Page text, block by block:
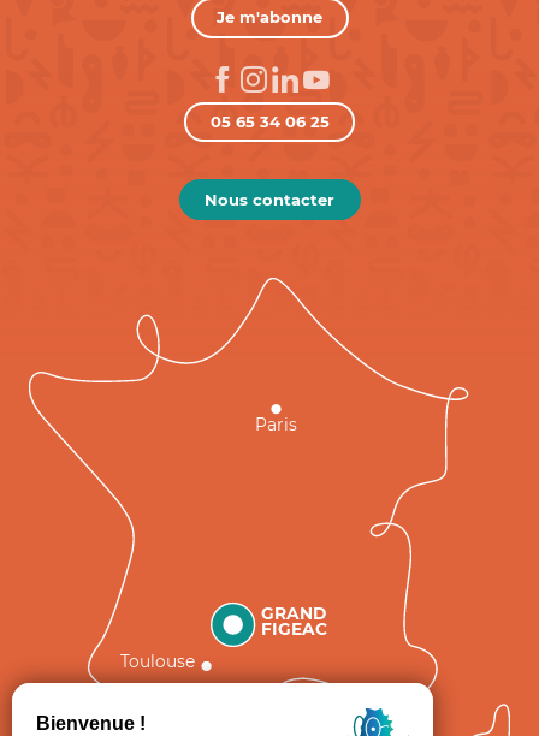
Je m'abonne
05 65 34 06 25
Nous contacter
GRAND
FIGEAC
Toulouse
Paris